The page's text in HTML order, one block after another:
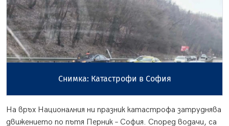
Снимка: Катастрофи в София
На връх Националния ни празник катастрофа затруднява
движението по пътя Перник – София. Според водачи, са